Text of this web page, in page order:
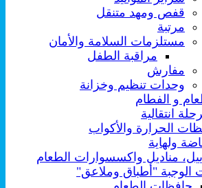
قفص ومهد متنقل
مرتبة
مستلزمات السلامة والأمان
مراقبة الطفل
مفارش
وحدات تنظيم وخزانة
و الفطام
انتقالية
الحرارة والأكواب
ولهاية
مناديل واكسسوارات الطعام
الوجبة "أطباق وملاعق"